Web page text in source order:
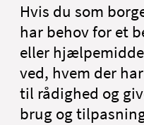
Hvis du som
har behov for et
eller
ved, hvem der
til rådighed og
brug og